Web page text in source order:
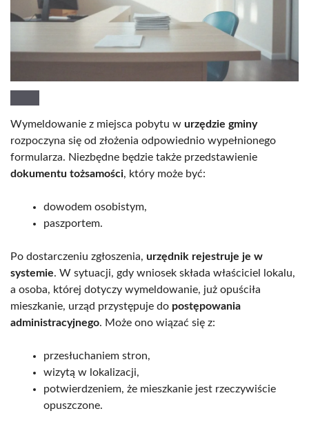
Wymeldowanie z miejsca pobytu w urzędzie gminy
rozpoczyna się od złożenia odpowiednio wypełnionego
formularza. Niezbędne będzie także przedstawienie
dokumentu tożsamości, który może być:
dowodem osobistym,
paszportem.
Po dostarczeniu zgłoszenia, urzędnik rejestruje je w
systemie. W sytuacji, gdy wniosek składa właściciel lokalu,
a osoba, której dotyczy wymeldowanie, już opuściła
mieszkanie, urząd przystępuje do postępowania
administracyjnego. Może ono wiązać się z:
przesłuchaniem stron,
wizytą w lokalizacji,
potwierdzeniem, że mieszkanie jest rzeczywiście
opuszczone.